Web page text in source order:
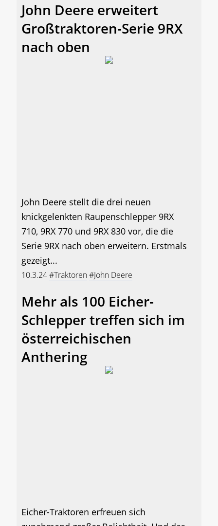
John Deere erweitert
Großtraktoren-Serie 9RX
nach oben
John Deere stellt die drei neuen
knickgelenkten Raupenschlepper 9RX
710, 9RX 770 und 9RX 830 vor, die die
Serie 9RX nach oben erweitern. Erstmals
gezeigt...
10.3.24#Traktoren#John Deere
Mehr als 100 Eicher-
Schlepper treffen sich im
österreichischen
Anthering
Eicher-Traktoren erfreuen sich